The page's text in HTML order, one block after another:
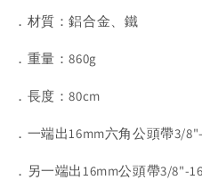
．材質：鋁合金、鐵
．重量：860g
．長度：80cm
．一端出16mm六角公頭帶3/
．另一端出16mm公頭帶3/8"-